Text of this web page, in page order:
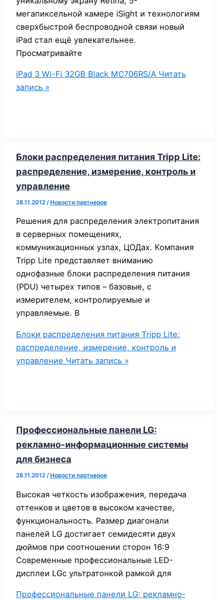
мегапиксельной камере iSight и технологиям
сверхбыстрой беспроводной связи новый
iPad стал ещё увлекательнее.
Просматривайте
iPad 3 Wi-Fi 32GB Black MC706RS/AЧитать
запись »
Блоки распределения питания Tripp Lite:
распределение, измерение, контроль и
управление
28.11.2012 /Новости партнеров
Решения для распределения электропитания
в серверных помещениях,
коммуникационных узлах, ЦОДах. Компания
Tripp Lite представляет вниманию
однофазные блоки распределения питания
(PDU) четырех типов – базовые, с
измерителем, контролируемые и
управляемые. В
Блоки распределения питания Tripp Lite:
распределение, измерение, контроль и
управление Читать запись »
Профессиональные панели LG:
рекламно-информационные системы
для бизнеса
28.11.2012 / Новости партнеров
Высокая четкость изображения, передача
оттенков и цветов в высоком качестве,
функциональность. Размер диагонали
панелей LG достигает семидесяти двух
дюймов при соотношении сторон 16:9
Современные профессиональные LED-
дисплеи LGс ультратонкой рамкой для
Профессиональные панели LG: рекламно-